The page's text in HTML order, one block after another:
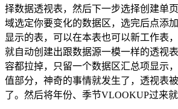
择数据透视表，然后下一步选择创建单
域选定你要变化的数据区，选完后点添
显示的表，可以在本表也可以新工作表
就自动创建出跟数据源一模一样的透视
容都拉掉，只留一个数据区汇总项显示
值部分，神奇的事情就发生了，透视表
了。然后将年份、季节VLOOKUP过来